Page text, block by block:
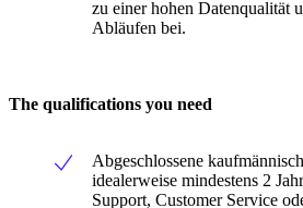
zu einer hohen Datenqualität
Abläufen bei.
The qualifications you need
Abgeschlossene
idealerweise mindestens 2
Support, Customer Service